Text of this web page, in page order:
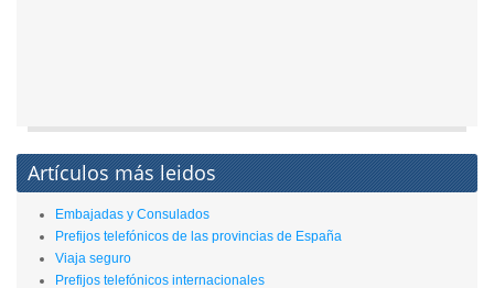
Artículos más leidos
Embajadas y Consulados
Prefijos telefónicos de las provincias de España
Viaja seguro
Prefijos telefónicos internacionales